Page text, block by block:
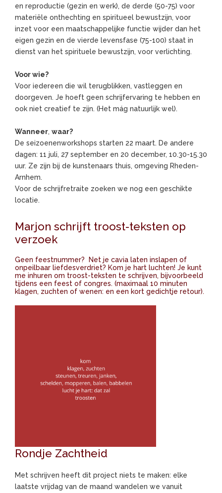
en reproductie (gezin en werk), de derde (50-75) voor
materiële onthechting en spiritueel bewustzijn, voor
inzet voor een maatschappelijke functie wijder dan het
eigen gezin en de vierde levensfase (75-100) staat in
dienst van het spirituele bewustzijn, voor verlichting.
Voor wie?
Voor iedereen die wil terugblikken, vastleggen en
doorgeven. Je hoeft geen schrijfervaring te hebben en
ook niet creatief te zijn. (Het mág natuurlijk wel).
Wanneer, waar?
De seizoenenworkshops starten 22 maart. De andere
dagen: 11 juli, 27 september en 20 december, 10.30-15.30
uur. Ze zijn bij de kunstenaars thuis, omgeving Rheden-
Arnhem.
Voor de schrijfretraite zoeken we nog een geschikte
locatie.
Marjon schrijft troost-teksten op
verzoek
Geen feestnummer? Net je cavia laten inslapen of
onpeilbaar liefdesverdriet? Kom je hart luchten! Je kunt
me inhuren om troost-teksten te schrijven, bijvoorbeeld
tijdens een feest of congres. (maximaal 10 minuten
klagen, zuchten of wenen: en een kort gedichtje retour).
Rondje Zachtheid
Met schrijven heeft dit project niets te maken: elke
laatste vrijdag van de maand wandelen we vanuit